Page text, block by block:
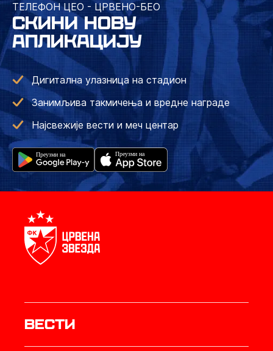
ТЕЛЕФОН ЦЕО - ЦРВЕНО-БЕО
СКИНИ НОВУ
АПЛИКАЦИЈУ
Дигитална улазница на стадион
Занимљива такмичења и вредне награде
Најсвежије вести и меч центар
Вести